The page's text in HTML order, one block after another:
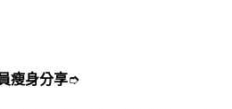
瘦身分享➮